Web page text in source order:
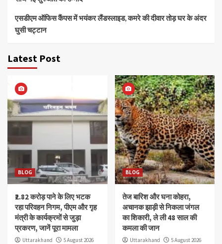
एसडीएम ऑफिस कैंपस में भयंकर लैंडस्लाइड, कमरे की दीवार तोड़ घर के अंदर
घुसी चट्टान
Latest Post
BLOG
₹2.82 करोड़ पाने के लिए भटक
रहा परिवहन निगम, पीएम और गृह
मंत्री के कार्यक्रमों से जुड़ा
प्रकरण, जानें पूरा मामला
Uttarakhand
5 August 2026
BLOG
तेज बारिश और घना कोहरा,
अचानक झाड़ी से निकला जंगल
का शिकारी, ले ली 48 साल की
कमला की जान
Uttarakhand
5 August 2026